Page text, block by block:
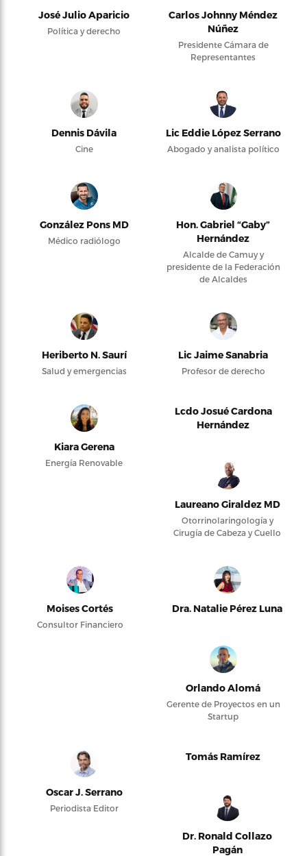
José Julio Aparicio
Política y derecho
Carlos Johnny Méndez
Núñez
Presidente Cámara de
Representantes
Dennis Dávila
Cine
Lic Eddie López Serrano
Abogado y analista político
González Pons MD
Médico radiólogo
Hon. Gabriel “Gaby”
Hernández
Alcalde de Camuy y
presidente de la Federación
de Alcaldes
Heriberto N. Saurí
Salud y emergencias
Lic Jaime Sanabria
Profesor de derecho
Kiara Gerena
Energía Renovable
Lcdo Josué Cardona
Hernández
Laureano Giraldez MD
Otorrinolaringología y
Cirugía de Cabeza y Cuello
Moises Cortés
Consultor Financiero
Dra. Natalie Pérez Luna
Orlando Alomá
Gerente de Proyectos en un
Startup
Oscar J. Serrano
Periodista Editor
Tomás Ramírez
Dr. Ronald Collazo
Pagán